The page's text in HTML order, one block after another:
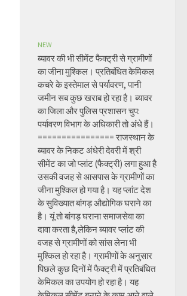
NEW
ब्यावर की भी सीमेंट फैक्ट्री से ग्रामीणों
का जीना मुश्किल। प्रतिबंधित केमिकल
कचरे के इस्तेमाल से पर्यावरण, पानी
जमीन सब कुछ खराब हो रहा है। ब्यावर
का जिला और पुलिस प्रशासन चुप:
पर्यावरण विभाग के अधिकारी तो अंधे हैं।
================ राजस्थान के
ब्यावर के निकट अंधेरी देवरी में श्री
सीमेंट का जो प्लांट (फैक्ट्री) लगा हुआ है
उसकी वजह से आसपास के ग्रामीणों का
जीना मुश्किल हो गया है। यह प्लांट देश
के सुविख्यात बांगड़ औद्योगिक घराने का
है। यूं तो बांगड़ घराना समाजसेवा का
दावा करता है,लेकिन ब्यावर प्लांट की
वजह से ग्रामीणों को सांस लेना भी
मुश्किल हो रहा है। ग्रामीणों के अनुसार
पिछले कुछ दिनों में फैक्ट्री में प्रतिबंधित
केमिकल का उपयोग हो रहा है। यह